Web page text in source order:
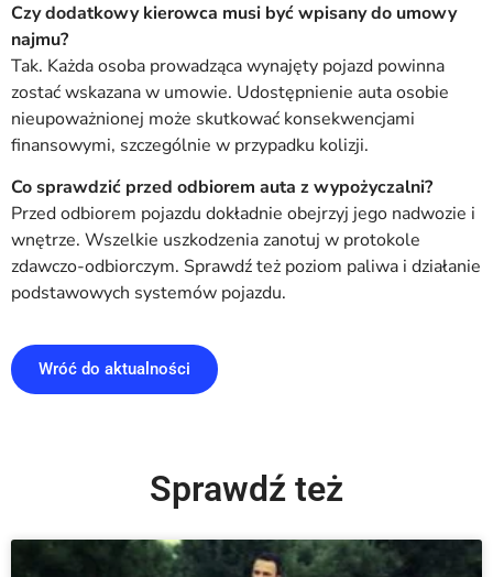
Czy dodatkowy kierowca musi być wpisany do umowy
najmu?
Tak. Każda osoba prowadząca wynajęty pojazd powinna
zostać wskazana w umowie. Udostępnienie auta osobie
nieupoważnionej może skutkować konsekwencjami
finansowymi, szczególnie w przypadku kolizji.
Co sprawdzić przed odbiorem auta z wypożyczalni?
Przed odbiorem pojazdu dokładnie obejrzyj jego nadwozie i
wnętrze. Wszelkie uszkodzenia zanotuj w protokole
zdawczo-odbiorczym. Sprawdź też poziom paliwa i działanie
podstawowych systemów pojazdu.
Wróć do aktualności
Sprawdź też